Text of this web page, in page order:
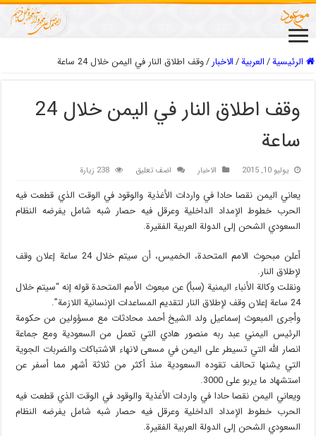
الرئيسية/العربیة/الاخبار/وقف اطلاق النار في اليمن خلال 24 ساعة
وقف اطلاق النار في اليمن خلال 24
ساعة
يوليو 10, 2015 الاخبار اضف تعليق 238 زيارة
يعاني اليمن نقصا حادا في واردات الأغذية والوقود في الوقت الذي قطعت فيه
الحرب خطوط الإمداد الداخلية وعرقل فيه حصار شبه شامل يفرضه النظام
السعودي الشحن إلى الدولة العربية الفقيرة.
أعلن مبحوث الامم المتحدة، الخميس، أن سيتم خلال 24 ساعة إعلان وقف
لإطلاق النار.
ونقلت وكالة الأنباء اليمنية (سبأ) عن مبعوث الأمم المتحدة قوله إنه “سيتم خلال
24 ساعة إعلان وقف لإطلاق النار لتقديم المساعدات الإنسانية اللازمة”.
وأجرى المبعوث إسماعيل ولد الشيخ أحمد محادثات مع مسؤولين من حكومة
الرئيس اليمني عبد ربه منصور هادي التي تعمل من السعودية ومع جماعة
انصار الله التي تسيطر على اليمن في مسعى لانهاء الاشتباكات والضربات الجوية
التي يشنها تحالف تقوده السعودية منذ أكثر من ثلاثة أشهر مما أسفر عن
استشهاد ما يربو على 3000.
ويعاني اليمن نقصا حادا في واردات الأغذية والوقود في الوقت الذي قطعت فيه
الحرب خطوط الإمداد الداخلية وعرقل فيه حصار شبه شامل يفرضه النظام
السعودي الشحن إلى الدولة العربية الفقيرة.